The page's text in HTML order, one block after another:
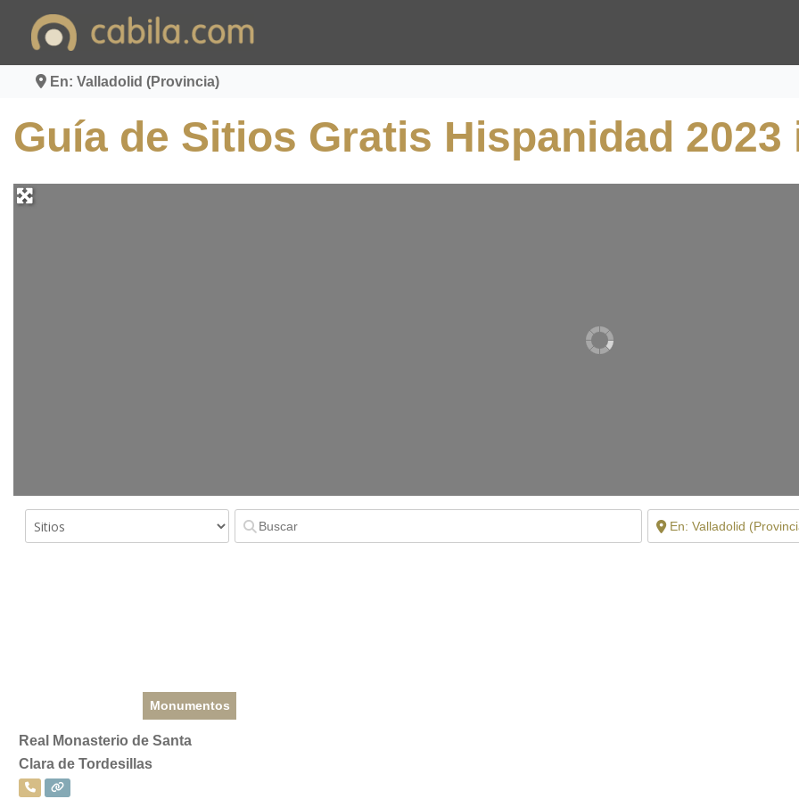
En: Valladolid (Provincia)
Guía de Sitios Gratis Hispanidad 2023
Monumentos
Real Monasterio de Santa
Clara de Tordesillas